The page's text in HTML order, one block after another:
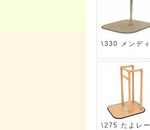
\330 メンディ
\275 たよレー